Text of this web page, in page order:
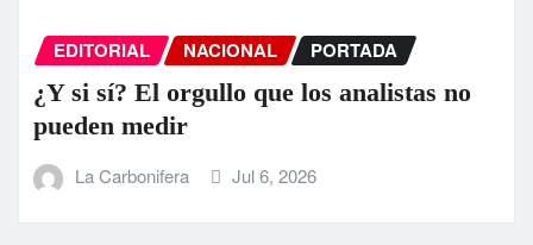
EDITORIAL NACIONAL PORTADA
¿Y si sí? El orgullo que los analistas no
pueden medir
La Carbonifera Jul 6, 2026